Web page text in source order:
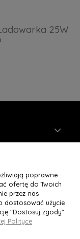
25W
poprawne
ofertę do Twoich
przez nas
dostosować użycie
"Dostosuj zgody".
Polityce